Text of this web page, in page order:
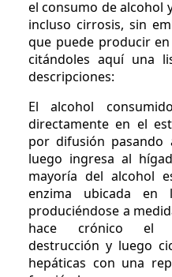
el consumo de alcohol
incluso cirrosis, sin
que puede producir
citándoles aquí una
descripciones:
El alcohol
directamente en el
por difusión
luego ingresa al
mayoría del alcohol
enzima ubicada en
produciéndose a
hace crónico el
destrucción y luego
hepáticas con una